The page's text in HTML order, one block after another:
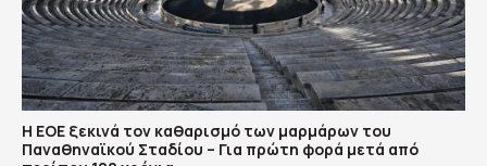
Η ΕΟΕ ξεκινά τον καθαρισμό των μαρμάρων του
Παναθηναϊκού Σταδίου – Για πρώτη φορά μετά από